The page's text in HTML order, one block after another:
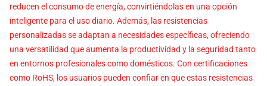
reducen el consumo de energía, convirtiéndolas en una opción
inteligente para el uso diario. Además, las resistencias
personalizadas se adaptan a necesidades específicas, ofreciendo
una versatilidad que aumenta la productividad y la seguridad tanto
en entornos profesionales como domésticos. Con certificaciones
como RoHS, los usuarios pueden confiar en que estas resistencias